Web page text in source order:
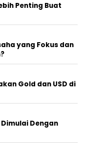
Penting Buat
yang Fokus dan
Gold dan USD di
Dengan